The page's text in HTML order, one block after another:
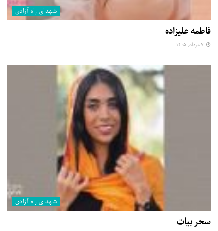
شهدای راه آزادی
فاطمه علیزاده
شهدای راه آزادی
سحر بیات